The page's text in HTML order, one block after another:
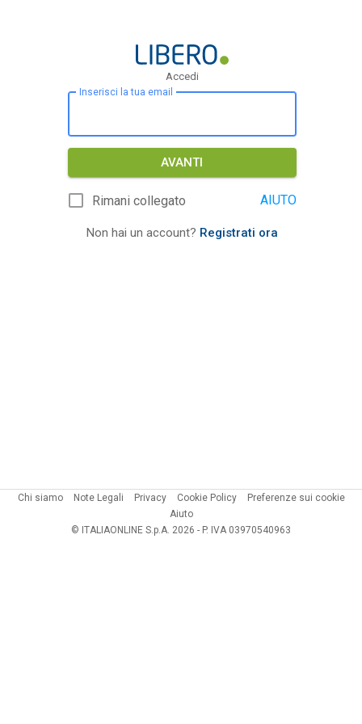
Accedi
Inserisci la tua email
AVANTI
Rimani collegato AIUTO
Non hai un account? Registrati ora
Chi siamo Note Legali Privacy Cookie Policy
Preferenze sui cookie
Aiuto
© ITALIAONLINE S.p.A. 2026 - P. IVA 03970540963